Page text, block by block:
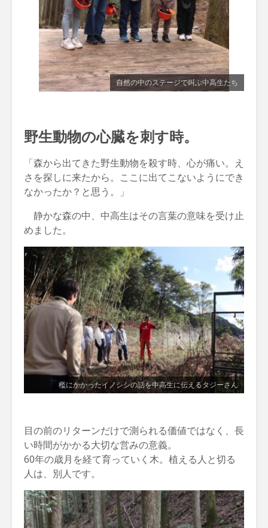
自然の中のステージで叫ぶ中高生たち
野生動物の心臓を刺す時。
「森から出てきた野生動物を殺す時、心が痛い。え
さを探しに来たから。ここに出てこないようにでき
なかったか？と思う。」
静かな森の中、中高生はその言葉の意味を受け止
めました。
檻にかかったイノシシの話を中高生に伝えるタジーさん
目の前のリターンだけで測られる価値ではなく、長
い時間がかかる大切な営みの意義。
60年の歳月を経て育っていく木。植える人と切る
人は、別人です。